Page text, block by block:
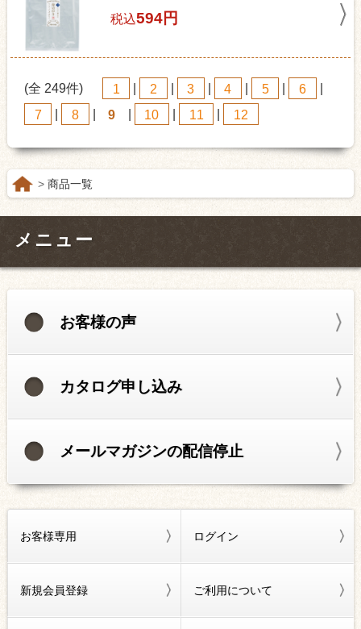
税込594円
(全 249件) 1 2 3 4 5 6
7
8 9 10 11 12
商品一覧
メニュー
お客様の声
カタログ申し込み
メールマガジンの配信停止
お客様専用 ログイン
新規会員登録 ご利用について